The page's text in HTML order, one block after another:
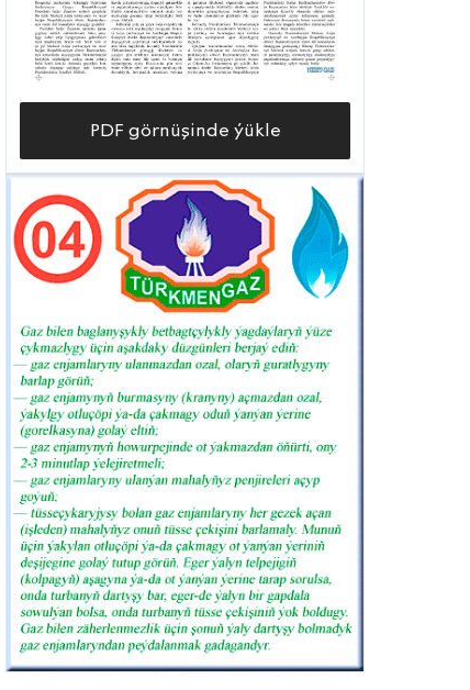
PDF görnüşinde ýükle